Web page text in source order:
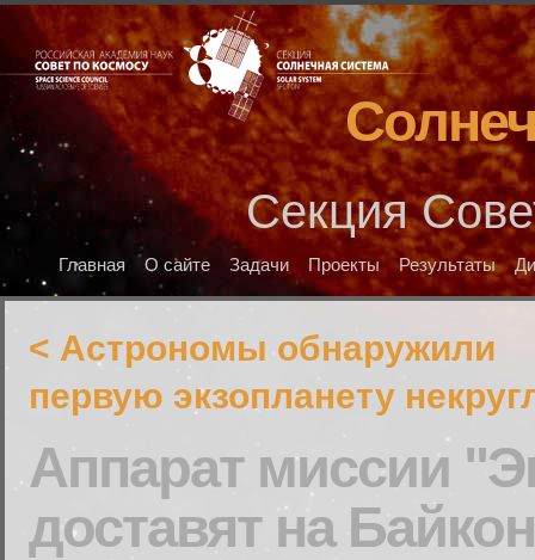
Секция
Главная О сайте Задачи Проекты Результаты
< Астрономы обнаружили
первую экзопланету
Аппарат миссии
доставят на